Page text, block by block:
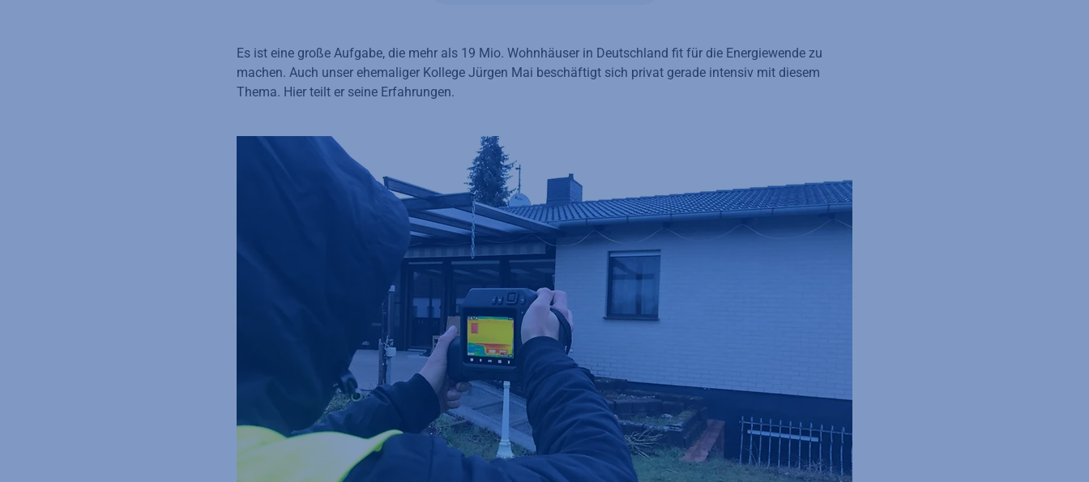
Es ist eine große Aufgabe, die mehr als 19 Mio. Wohnhäuser in Deutschland fit für die Energiewende zu
machen. Auch unser ehemaliger Kollege Jürgen Mai beschäftigt sich privat gerade intensiv mit diesem
Thema. Hier teilt er seine Erfahrungen.